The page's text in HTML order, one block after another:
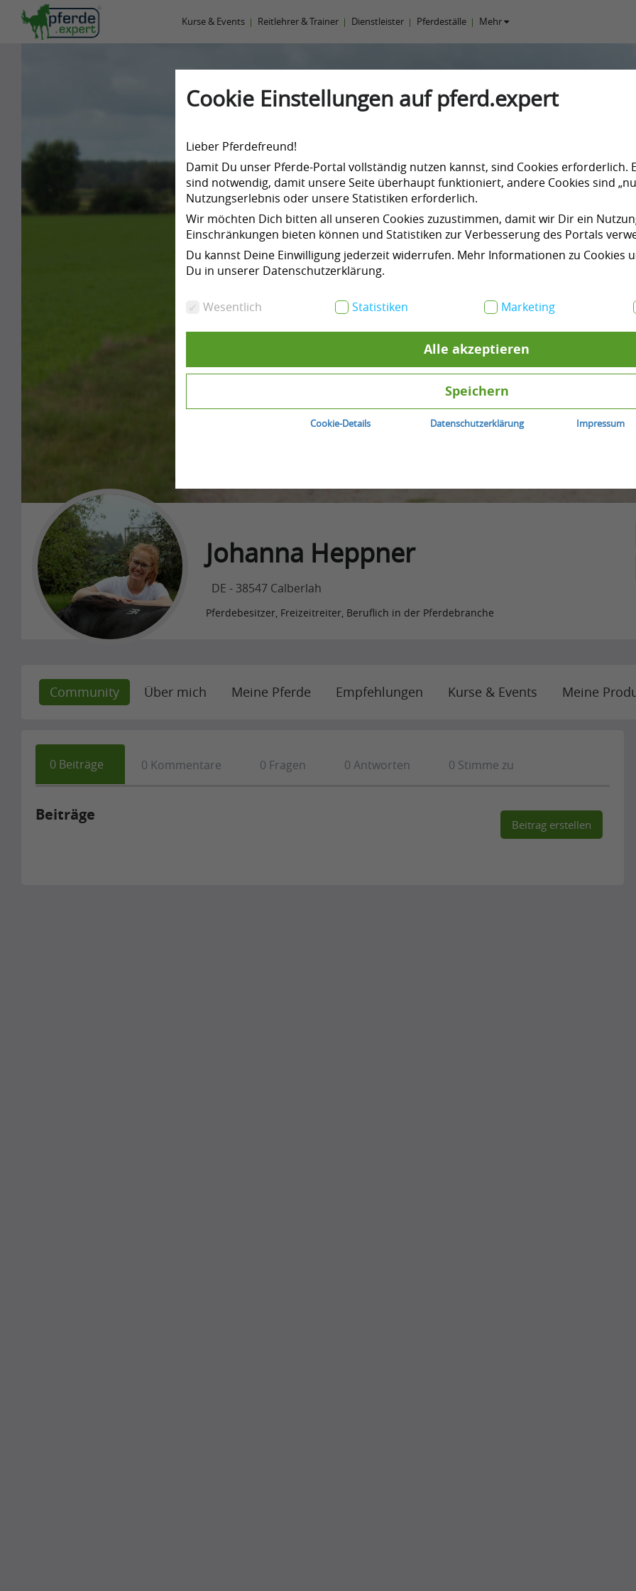
Cookie Einstellungen auf pferd.expert
Lieber Pferdefreund!
Damit Du unser Pferde-Portal vollständig nutzen kannst, sind Cookies erforderlich.
sind notwendig, damit unsere Seite überhaupt funktioniert, andere Cookies sind
Nutzungserlebnis oder unsere Statistiken erforderlich.
Wir möchten Dich bitten all unseren Cookies zuzustimmen, damit wir Dir ein
Einschränkungen bieten können und Statistiken zur Verbesserung des Portals
Du kannst Deine Einwilligung jederzeit widerrufen. Mehr Informationen zu Cookies
Du in unserer Datenschutzerklärung.
Wesentlich Statistiken Marketing
Alle akzeptieren
Speichern
Cookie-Details Datenschutzerklärung Impressum
Kurse & Events Reitlehrer & Trainer Dienstleister Pferdeställe Mehr
Johanna Heppner
DE - 38547 Calberlah
Pferdebesitzer, Freizeitreiter, Beruflich in der Pferdebranche
Community Über mich Meine Pferde Empfehlungen Kurse & Events Meine
0 Beiträge 0 Kommentare 0 Fragen 0 Antworten 0 Stimme zu
Beiträge
Beitrag erstellen